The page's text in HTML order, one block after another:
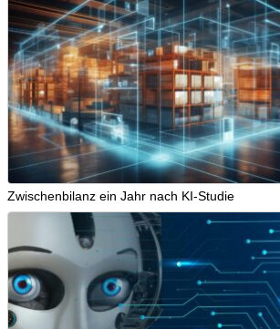
Zwischenbilanz ein Jahr nach KI-Studie